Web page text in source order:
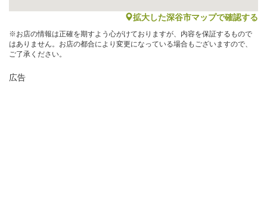
map
拡大した深谷市マップで確認する
※お店の情報は正確を期すよう心がけておりますが、内容を保証するもので
はありません。お店の都合により変更になっている場合もございますので、
ご了承ください。
広告